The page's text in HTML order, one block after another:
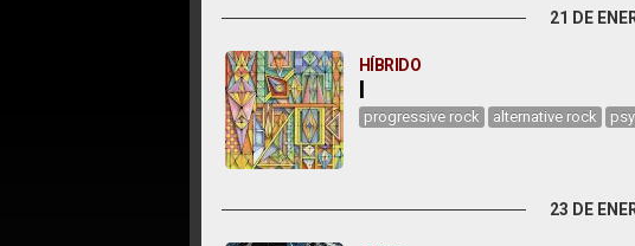
21 DE
HÍBRIDO
I
progressive rock alternative rock
23 DE